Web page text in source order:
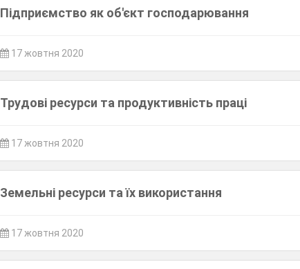
Підприємство як об'єкт господарювання
17 жовтня 2020
Трудові ресурси та продуктивність праці
17 жовтня 2020
Земельні ресурси та їх використання
17 жовтня 2020